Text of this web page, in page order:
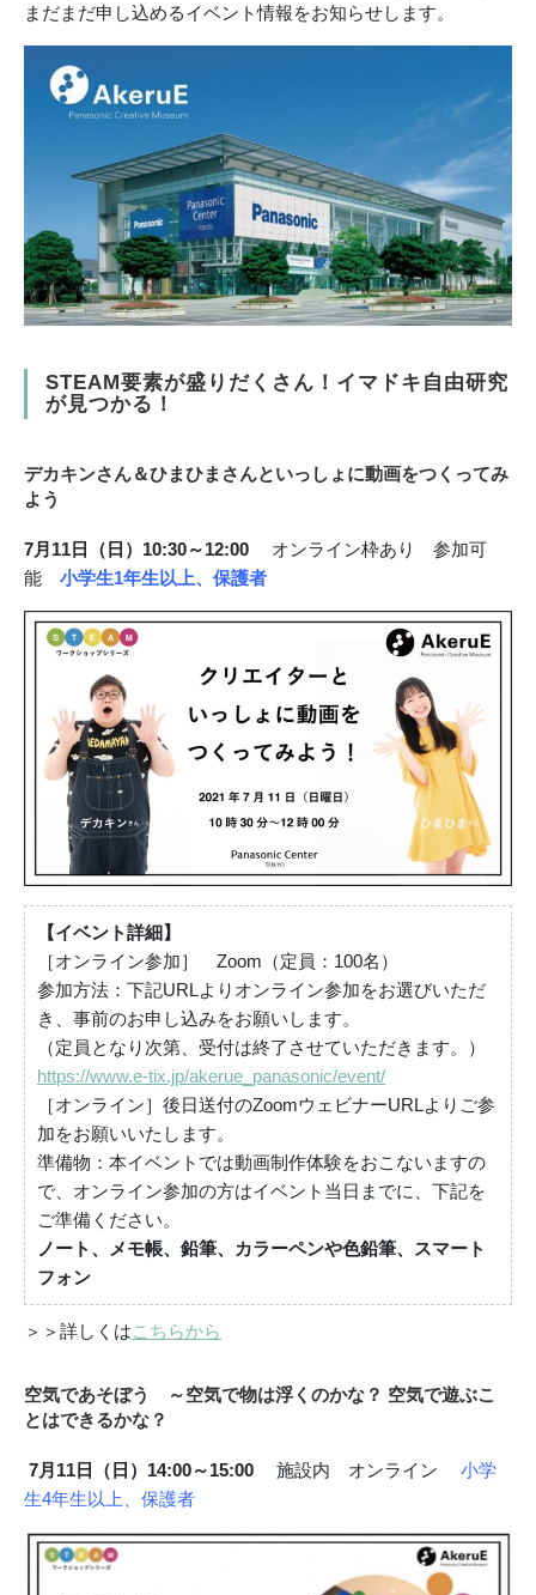
まだまだ申し込めるイベント情報をお知らせします。
STEAM要素が盛りだくさん！イマドキ自由研究
が見つかる！
デカキンさん＆ひまひまさんといっしょに動画をつくってみ
よう
7月11日（日）10:30～12:00
オンライン枠あり 参加可
能 小学生1年生以上、保護者
【イベント詳細】
［オンライン参加］ Zoom（定員：100名）
参加方法：下記URLよりオンライン参加をお選びいただ
き、事前のお申し込みをお願いします。
（定員となり次第、受付は終了させていただきます。）
https://www.e-tix.jp/akerue_panasonic/event/
［オンライン］後日送付のZoomウェビナーURLよりご参
加をお願いいたします。
準備物：本イベントでは動画制作体験をおこないますの
で、オンライン参加の方はイベント当日までに、下記を
ご準備ください。
ノート、メモ帳、鉛筆、カラーペンや色鉛筆、スマート
フォン
＞＞詳しくはこちらから
空気であそぼう ～空気で物は浮くのかな？ 空気で遊ぶこ
とはできるかな？
7月11日（日）14:00～15:00 施設内 オンライン
小学
生4年生以上、保護者